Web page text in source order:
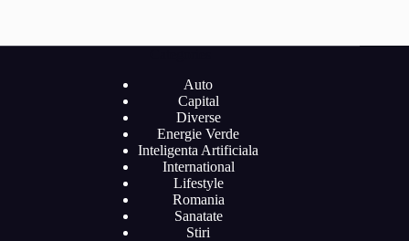
Auto
Capital
Diverse
Energie Verde
Inteligenta Artificiala
International
Lifestyle
Romania
Sanatate
Stiri